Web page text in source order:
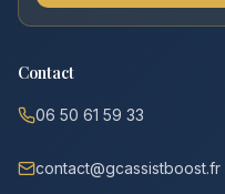
Contact
06 50 61 59 33
contact@gcassistboost.fr